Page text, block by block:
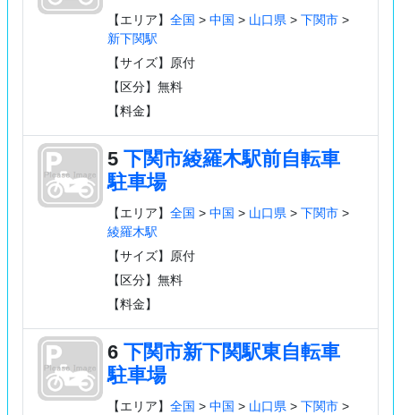
【エリア】 全国 > 中国 > 山口県 > 下関市>
新下関駅
【サイズ】原付
【区分】無料
【料金】
5 下関市綾羅木駅前自転車
駐車場
【エリア】 全国 > 中国 > 山口県 > 下関市>
綾羅木駅
【サイズ】原付
【区分】無料
【料金】
6 下関市新下関駅東自転車
駐車場
【エリア】 全国 > 中国 > 山口県 > 下関市>